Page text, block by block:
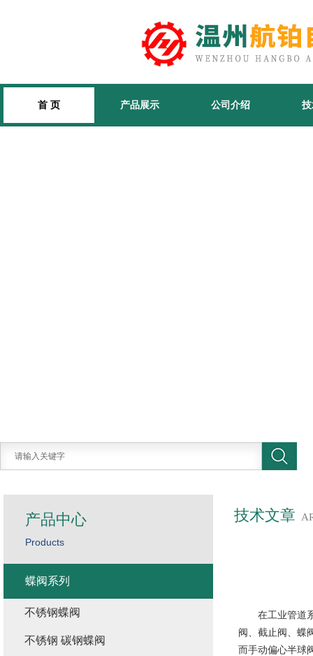
首 页 产品展示 公司介绍
技术文章
在工业管道系
阀、截止阀、蝶
而手动偏心半球
产品中心
Products
蝶阀系列
不锈钢蝶阀
不锈钢 碳钢蝶阀